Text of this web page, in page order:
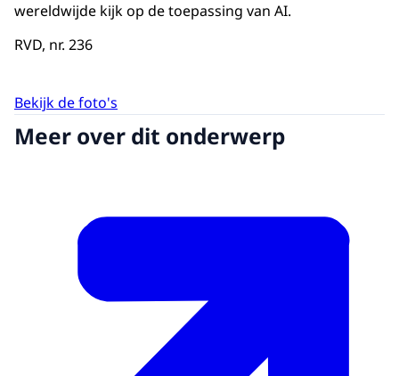
wereldwijde kijk op de toepassing van AI.
RVD, nr. 236
Bekijk de foto's
Meer over dit onderwerp